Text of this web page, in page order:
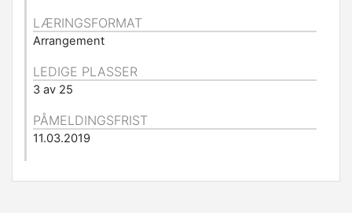
LÆRINGSFORMAT
Arrangement
LEDIGE PLASSER
3 av 25
PÅMELDINGSFRIST
11.03.2019